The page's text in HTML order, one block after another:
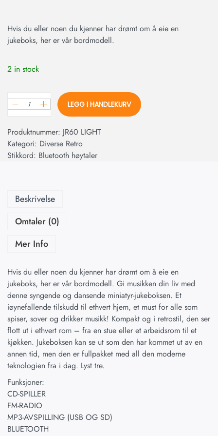
Hvis du eller noen du kjenner har drømt om å eie en
jukeboks, her er vår bordmodell.
2 in stock
LEGG I HANDLEKURV
Produktnummer: JR60 LIGHT
Kategori: Diverse Retro
Stikkord: Bluetooth høytaler
Beskrivelse
Omtaler (0)
Mer Info
Hvis du eller noen du kjenner har drømt om å eie en
jukeboks, her er vår bordmodell. Gi musikken din liv med
denne syngende og dansende miniatyr-jukeboksen. Et
iøynefallende tilskudd til ethvert hjem, et must for alle som
spiser, sover og drikker musikk! Kompakt og i retrostil, den ser
flott ut i ethvert rom – fra en stue eller et arbeidsrom til et
kjøkken. Jukeboksen kan se ut som den har kommet ut av en
annen tid, men den er fullpakket med all den moderne
teknologien fra i dag. Lyst tre.
Funksjoner:
CD-SPILLER
FM-RADIO
MP3-AVSPILLING (USB OG SD)
BLUETOOTH